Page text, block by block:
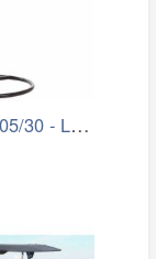
Lucide 36712/05/30 - LED Stojací lampa…